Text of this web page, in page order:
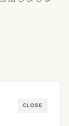
CLOSE